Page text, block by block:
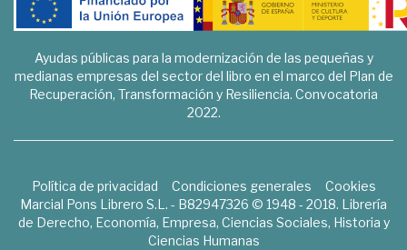
Ayudas públicas para la modernización de las pequeñas y
medianas empresas del sector del libro en el marco del Plan de
Recuperación, Transformación y Resiliencia. Convocatoria
2022.
Política de privacidad Condiciones generales
Cookies
Marcial Pons Librero S.L. - B82947326 © 1948 - 2018. Librería
de Derecho, Economía, Empresa, Ciencias Sociales, Historia y
Ciencias Humanas